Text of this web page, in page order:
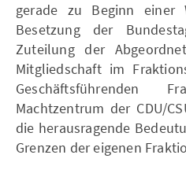
gerade zu Beginn einer
Besetzung der
Zuteilung der
Mitgliedschaft im
Geschäftsführenden
Machtzentrum der CDU/
die herausragende
Grenzen der eigenen